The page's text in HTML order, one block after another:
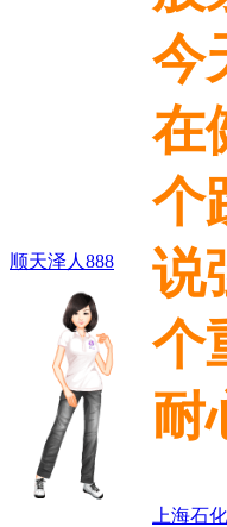
顺天泽人888
今
在
个
说
个
耐
上海石化